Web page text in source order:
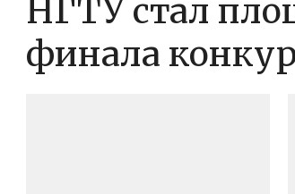
НГТУ стал
финала